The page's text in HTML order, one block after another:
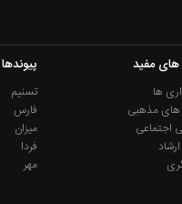
مفید
ها
مذهبی
اجتماعی
پیوندها
تسنیم
فارس
میزان
فردا
مهر